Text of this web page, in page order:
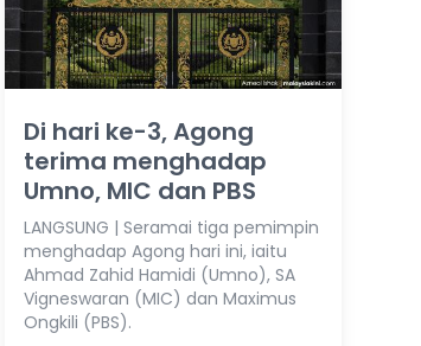
Di hari ke-3, Agong
terima menghadap
Umno, MIC dan PBS
LANGSUNG | Seramai tiga pemimpin
menghadap Agong hari ini, iaitu
Ahmad Zahid Hamidi (Umno), SA
Vigneswaran (MIC) dan Maximus
Ongkili (PBS).